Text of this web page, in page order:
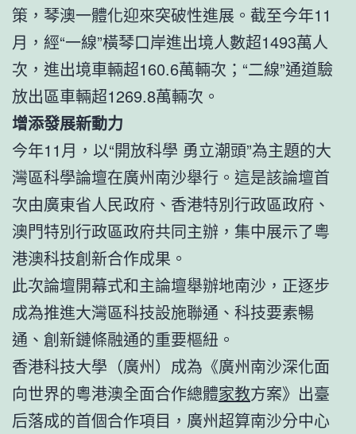
策，琴澳一體化迎來突破性進展。截至今年11
月，經“一線”橫琴口岸進出境人數超1493萬人
次，進出境車輛超160.6萬輛次；“二線”通道驗
放出區車輛超1269.8萬輛次。
增添發展新動力
今年11月，以“開放科學 勇立潮頭”為主題的大
灣區科學論壇在廣州南沙舉行。這是該論壇首
次由廣東省人民政府、香港特別行政區政府、
澳門特別行政區政府共同主辦，集中展示了粵
港澳科技創新合作成果。
此次論壇開幕式和主論壇舉辦地南沙，正逐步
成為推進大灣區科技設施聯通、科技要素暢
通、創新鏈條融通的重要樞紐。
香港科技大學（廣州）成為《廣州南沙深化面
向世界的粵港澳全面合作總體家教方案》出臺
后落成的首個合作項目，廣州超算南沙分中心